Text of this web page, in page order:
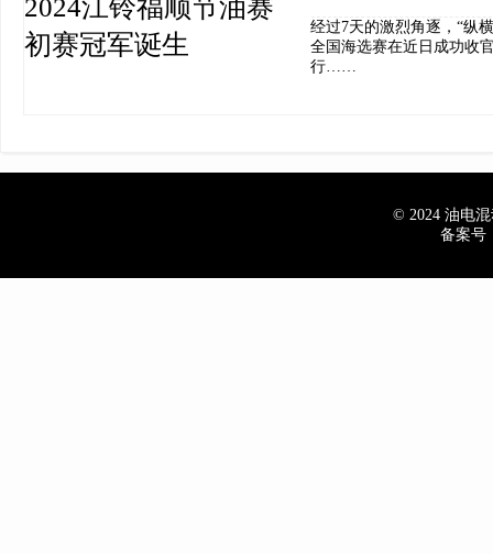
经过7天的激烈角逐，“纵
全国海选赛在近日成功收
行……
© 2024 油电混
备案号